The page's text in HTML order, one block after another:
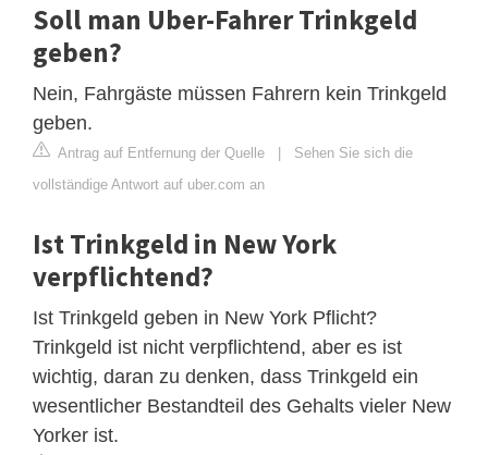
Soll man Uber-Fahrer Trinkgeld
geben?
Nein, Fahrgäste müssen Fahrern kein Trinkgeld
geben.
Antrag auf Entfernung der Quelle | Sehen Sie sich die
vollständige Antwort auf uber.com an
Ist Trinkgeld in New York
verpflichtend?
Ist Trinkgeld geben in New York Pflicht?
Trinkgeld ist nicht verpflichtend, aber es ist
wichtig, daran zu denken, dass Trinkgeld ein
wesentlicher Bestandteil des Gehalts vieler New
Yorker ist.